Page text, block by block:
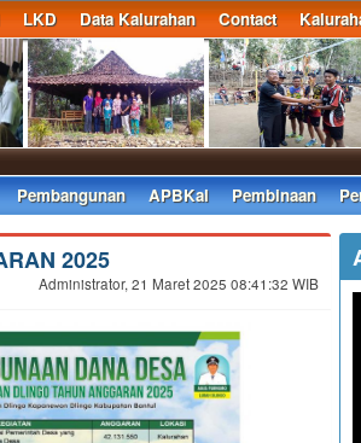
LKD Data Kalurahan Contact
Pembangunan APBKal Pembinaan
2025
Administrator, 21 Maret 2025 08:41:32 WIB